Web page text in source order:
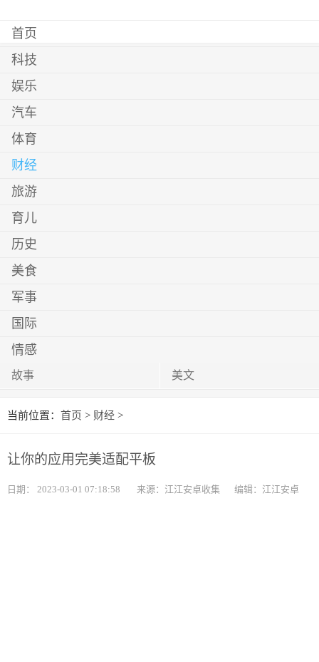
首页
科技
娱乐
汽车
体育
财经
旅游
育儿
历史
美食
军事
国际
情感
故事 美文
当前位置： 首页 > 财经 >
让你的应用完美适配平板
日期： 2023-03-01 07:18:58 来源：江江安卓收集 编辑：江江安卓